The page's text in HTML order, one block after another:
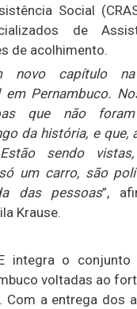
Social
de
de acolhimento.
novo capítulo
em Pernambuco.
que não
da história, e que,
sendo
um carro, são
das pessoas”,
Krause.
integra o
voltadas ao
Com a entrega dos